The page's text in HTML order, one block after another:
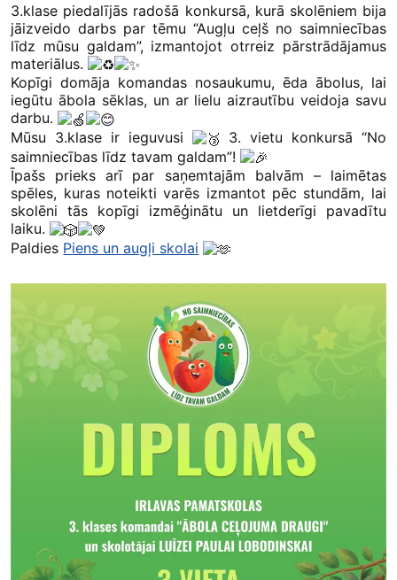
3.klase piedalījās radošā konkursā, kurā skolēniem bija
jāizveido darbs par tēmu “Augļu ceļš no saimniecības
līdz mūsu galdam”, izmantojot otrreiz pārstrādājamus
materiālus.
Kopīgi domāja komandas nosaukumu, ēda ābolus, lai
iegūtu ābola sēklas, un ar lielu aizrautību veidoja savu
darbu.
Mūsu 3.klase ir ieguvusi
3. vietu konkursā “No
saimniecības līdz tavam galdam”!
Īpašs prieks arī par saņemtajām balvām – laimētas
spēles, kuras noteikti varēs izmantot pēc stundām, lai
skolēni tās kopīgi izmēģinātu un lietderīgi pavadītu
laiku.
Paldies Piens un augļi skolai